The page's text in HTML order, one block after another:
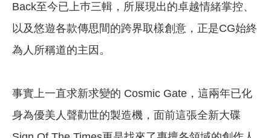
Back至今已上巿三輯，所展現出的卓越情緒掌控、
以及悠遊各款傳思間的跨界取樣創意，正是CG始終
為人所稱道的主因。
事實上一直求新求變的 Cosmic Gate，這兩年已化
身為優美人聲勸世的製造機，面前這張全新大碟